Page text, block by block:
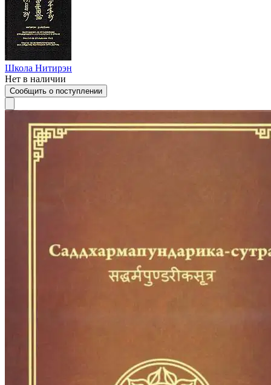
Школа Нитирэн
Нет в наличии
Сообщить о поступлении